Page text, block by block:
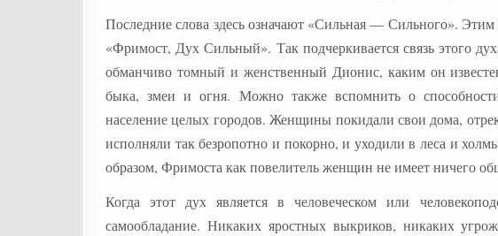
Последние слова здесь означают «Сильная — Сильного».
«Фримост, Дух Сильный». Так подчеркивается связь этого
обманчиво томный и женственный Дионис, каким он
быка, змеи и огня. Можно также вспомнить о
население целых городов. Женщины покидали свои дома,
исполняли так безропотно и покорно, и уходили в леса и
образом, Фримоста как повелитель женщин не имеет ничего
Когда этот дух является в человеческом или
самообладание. Никаких яростных выкриков, никаких